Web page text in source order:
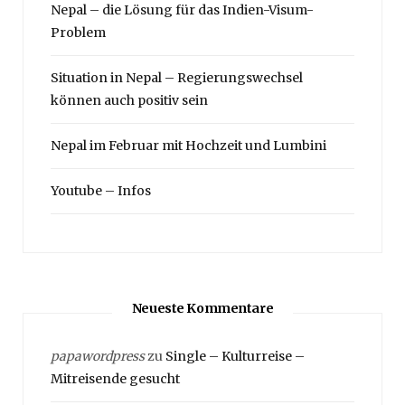
Nepal – die Lösung für das Indien-Visum-
Problem
Situation in Nepal – Regierungswechsel
können auch positiv sein
Nepal im Februar mit Hochzeit und Lumbini
Youtube – Infos
Neueste Kommentare
papawordpresszu Single – Kulturreise –
Mitreisende gesucht